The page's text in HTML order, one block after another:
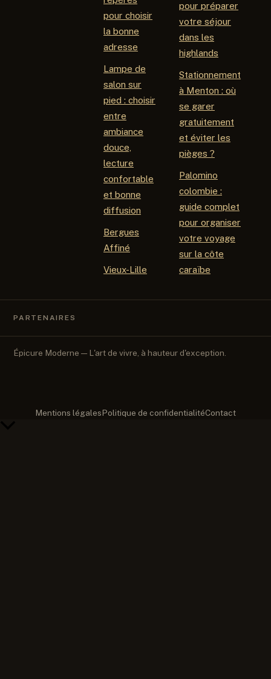
pour choisir
la bonne
adresse
Lampe de
salon sur
pied : choisir
entre
ambiance
douce,
lecture
confortable
et bonne
diffusion
Bergues
Affiné
Vieux-Lille
pour préparer
votre séjour
dans les
highlands
Stationnement
à Menton : où
se garer
gratuitement
et éviter les
pièges ?
Palomino
colombie :
guide complet
pour organiser
votre voyage
sur la côte
caraïbe
PARTENAIRES
Épicure Moderne — L'art de vivre, à hauteur d'exception.
Mentions légalesPolitique de confidentialitéContact